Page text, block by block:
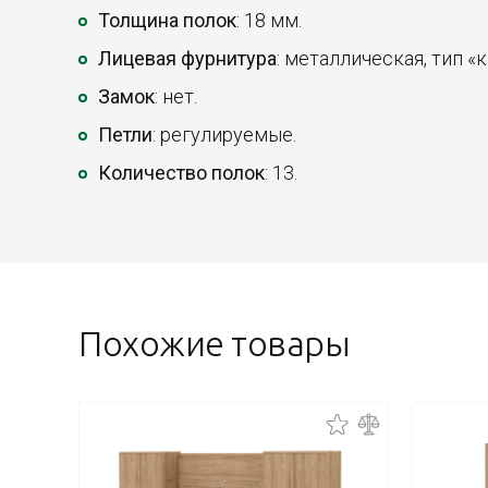
Толщина полок: 18 мм.
Лицевая фурнитура: металлическая, тип
Замок: нет.
Петли: регулируемые.
Количество полок: 13.
Похожие товары